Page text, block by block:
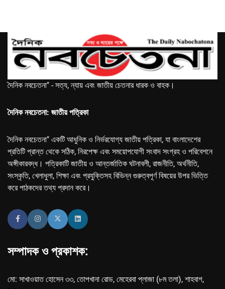
দৈনিক নবচেতনা" - সত্য, ন্যায় এবং জাতীয় চেতনার ধারক ও বাহক।
দৈনিক নবচেতনা: জাতীয় পত্রিকা
দৈনিক নবচেতনা" একটি আধুনিক ও নির্ভরযোগ্য জাতীয় পত্রিকা, যা বাংলাদেশের
প্রতিটি প্রান্ত থেকে সঠিক, নিরপেক্ষ এবং সময়োপযোগী সংবাদ সংগ্রহ ও পরিবেশনে
অঙ্গীকারবদ্ধ। পত্রিকাটি জাতীয় ও আন্তর্জাতিক ঘটনাবলী, রাজনীতি, অর্থনীতি,
সংস্কৃতি, খেলাধুলা, শিক্ষা এবং প্রযুক্তিসহ বিভিন্ন গুরুত্বপূর্ণ বিষয়ের উপর ভিত্তি
করে পাঠকদের তথ্য প্রদান করে।
সম্পাদক ও প্রকাশক:
মো: সাখাওয়াত হোসেন ৩৩, তোপখানা রোড, মেহেরবা প্লাজা (৮ম তলা), শাহবাগ,